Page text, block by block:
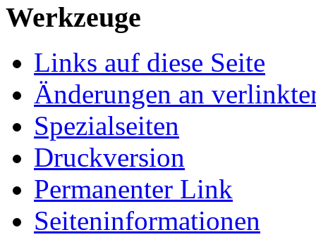
Werkzeuge
Links auf diese Seite
Änderungen an
Spezialseiten
Druckversion
Permanenter Link
Seiten­informationen